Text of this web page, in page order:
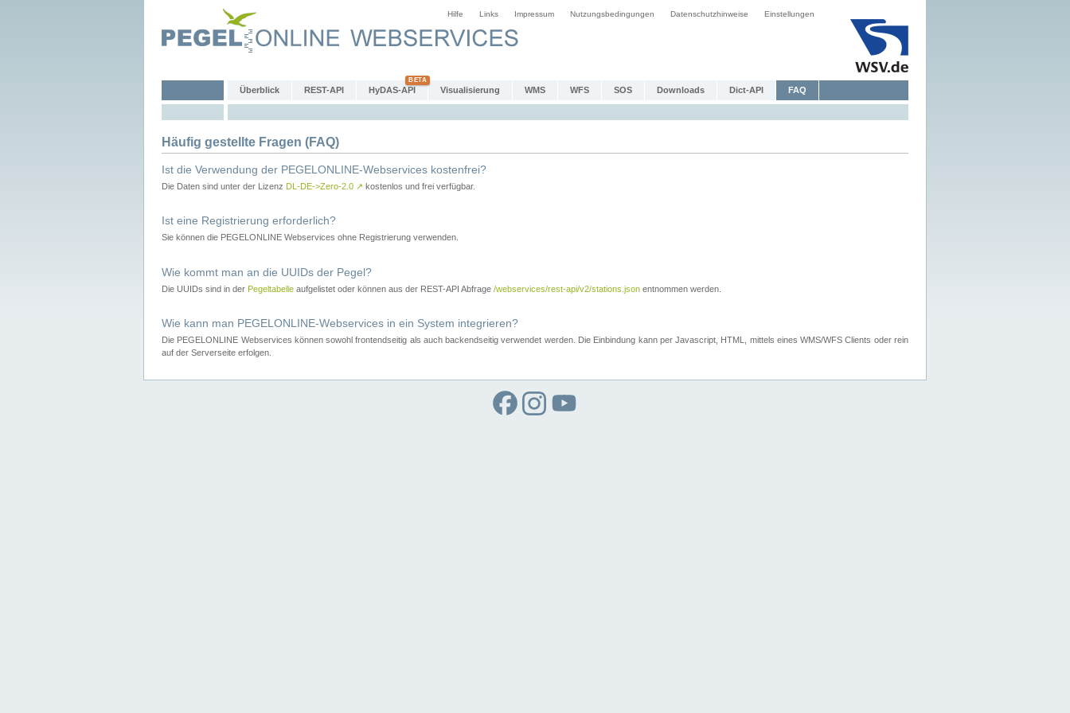
Hilfe Links Impressum Nutzungsbedingungen Datenschutzhinweise Einstellungen
Überblick REST-API HyDAS-API Visualisierung WMS WFS SOS Downloads Dict-API FAQ
Häufig gestellte Fragen (FAQ)
Ist die Verwendung der PEGELONLINE-Webservices kostenfrei?
Die Daten sind unter der Lizenz DL-DE->Zero-2.0 ↗ kostenlos und frei verfügbar.
Ist eine Registrierung erforderlich?
Sie können die PEGELONLINE Webservices ohne Registrierung verwenden.
Wie kommt man an die UUIDs der Pegel?
Die UUIDs sind in der Pegeltabelle aufgelistet oder können aus der REST-API Abfrage /webservices/rest-api/v2/stations.json entnommen werden.
Wie kann man PEGELONLINE-Webservices in ein System integrieren?
Die PEGELONLINE Webservices können sowohl frontendseitig als auch backendseitig verwendet werden. Die Einbindung kann per Javascript, HTML, mittels eines WMS/WFS Clients oder rein
auf der Serverseite erfolgen.